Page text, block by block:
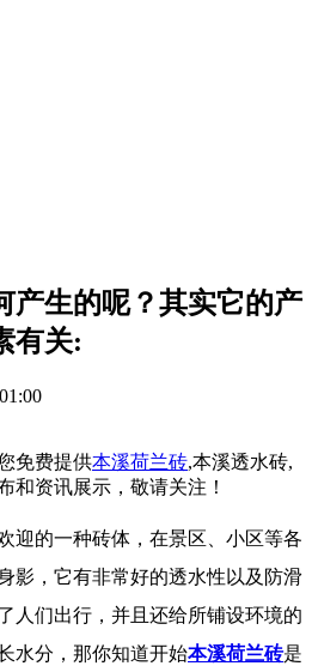
产生的呢？其实它的产
有关:
免费提供本溪荷兰砖,本溪透水砖,
和资讯展示，敬请关注！
迎的一种砖体，在景区、小区等各
影，它有非常好的透水性以及防滑
人们出行，并且还给所铺设环境的
水分，那你知道开始本溪荷兰砖是